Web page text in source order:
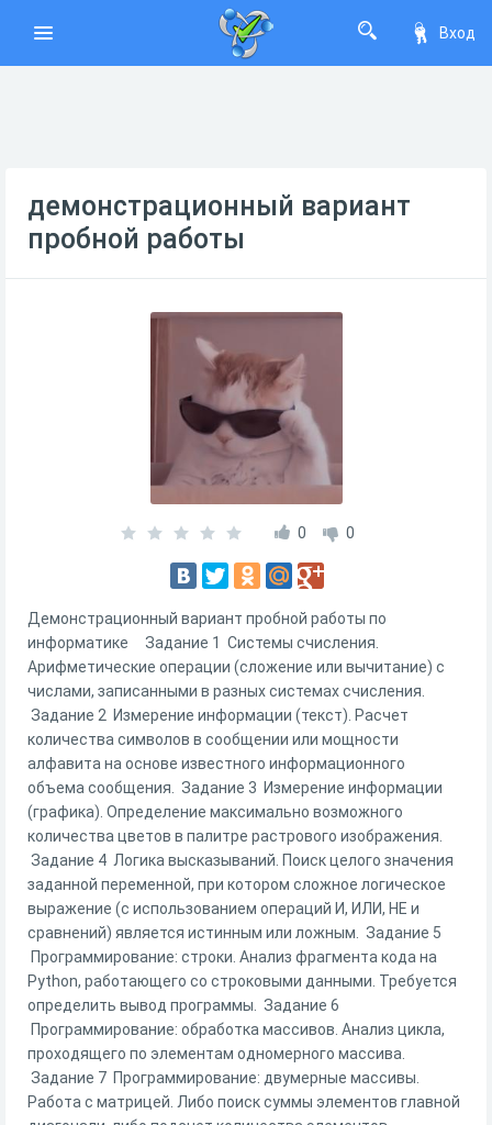
Вход
демонстрационный вариант
пробной работы
0 0
Демонстрационный вариант пробной работы по
информатике Задание 1 Системы счисления.
Арифметические операции (сложение или вычитание) с
числами, записанными в разных системах счисления.
Задание 2 Измерение информации (текст). Расчет
количества символов в сообщении или мощности
алфавита на основе известного информационного
объема сообщения. Задание 3 Измерение информации
(графика). Определение максимально возможного
количества цветов в палитре растрового изображения.
Задание 4 Логика высказываний. Поиск целого значения
заданной переменной, при котором сложное логическое
выражение (с использованием операций И, ИЛИ, НЕ и
сравнений) является истинным или ложным. Задание 5
Программирование: строки. Анализ фрагмента кода на
Python, работающего со строковыми данными. Требуется
определить вывод программы. Задание 6
Программирование: обработка массивов. Анализ цикла,
проходящего по элементам одномерного массива.
Задание 7 Программирование: двумерные массивы.
Работа с матрицей. Либо поиск суммы элементов главной